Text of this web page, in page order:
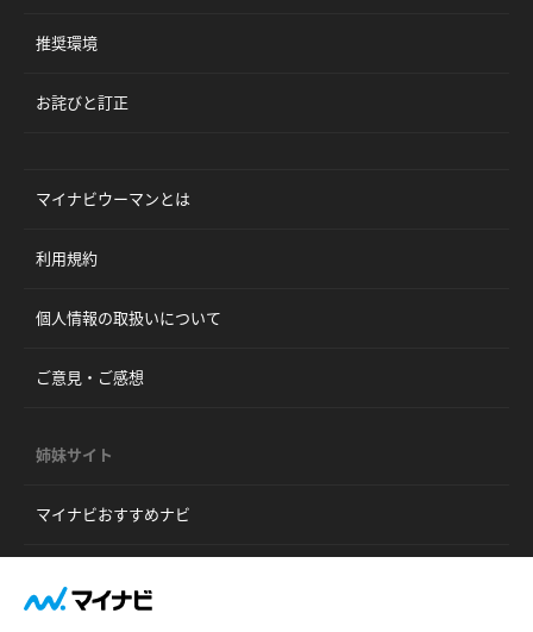
推奨環境
お詫びと訂正
マイナビウーマンとは
利用規約
個人情報の取扱いについて
ご意見・ご感想
姉妹サイト
マイナビおすすめナビ